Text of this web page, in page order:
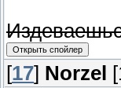
[17] Norzel